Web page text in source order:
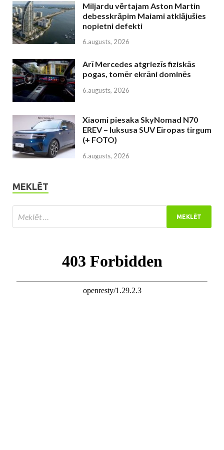
Miljardu vērtajam Aston Martin
debesskrāpim Maiami atklājušies
nopietni defekti
6.augusts, 2026
Arī Mercedes atgriezīs fiziskās
pogas, tomēr ekrāni dominēs
6.augusts, 2026
Xiaomi piesaka SkyNomad N70
EREV – luksusa SUV Eiropas tirgum
(+ FOTO)
6.augusts, 2026
MEKLĒT